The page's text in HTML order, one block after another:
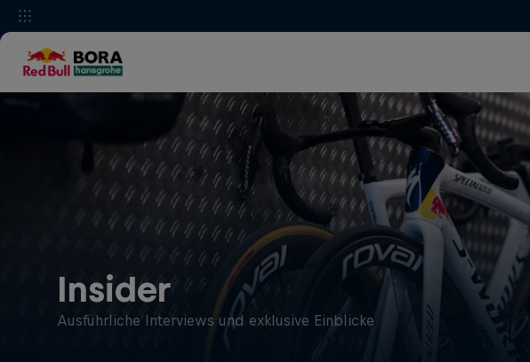
Insider
Ausführliche Interviews und exklusive Einblicke